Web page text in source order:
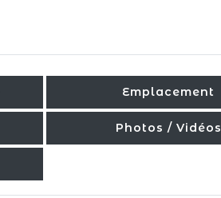
Emplacement
Photos / Vidéos